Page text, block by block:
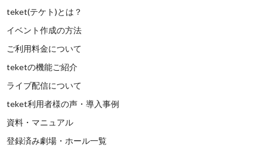
teket(テケト)とは？
イベント作成の方法
ご利用料金について
teketの機能ご紹介
ライブ配信について
teket利用者様の声・導入事例
資料・マニュアル
登録済み劇場・ホール一覧